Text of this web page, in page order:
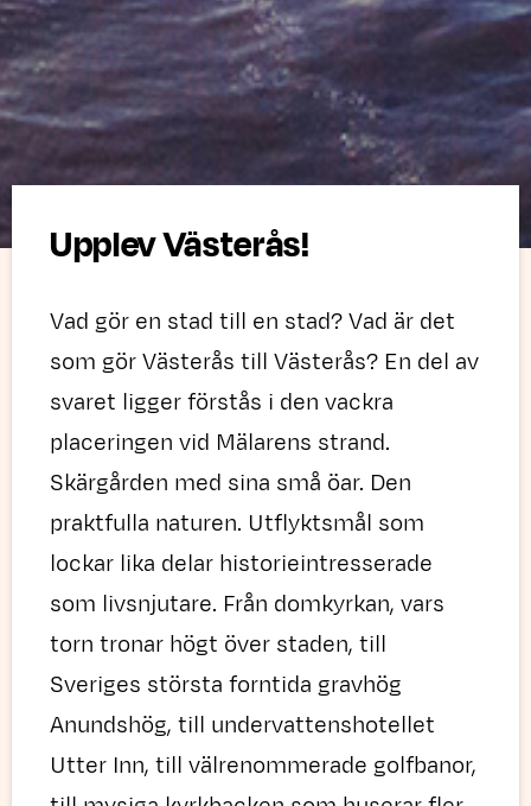
Upplev Västerås!
Vad gör en stad till en stad? Vad är det
som gör Västerås till Västerås? En del av
svaret ligger förstås i den vackra
placeringen vid Mälarens strand.
Skärgården med sina små öar. Den
praktfulla naturen. Utflyktsmål som
lockar lika delar historieintresserade
som livsnjutare. Från domkyrkan, vars
torn tronar högt över staden, till
Sveriges största forntida gravhög
Anundshög, till undervattenshotellet
Utter Inn, till välrenommerade golfbanor,